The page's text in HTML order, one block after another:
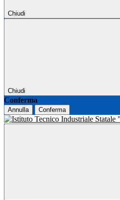
Chiudi
Chiudi
Conferma
Annulla Conferma